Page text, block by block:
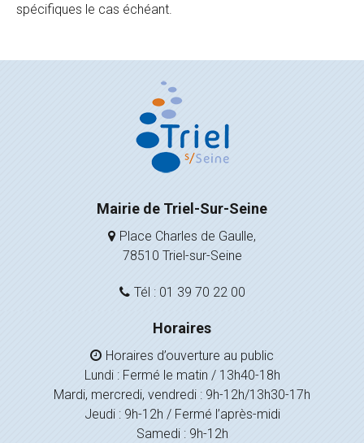
spécifiques le cas échéant.
Mairie de Triel-Sur-Seine
Place Charles de Gaulle,
78510 Triel-sur-Seine
Tél : 01 39 70 22 00
Horaires
Horaires d’ouverture au public
Lundi : Fermé le matin / 13h40-18h
Mardi, mercredi, vendredi : 9h-12h/13h30-17h
Jeudi : 9h-12h / Fermé l’après-midi
Samedi : 9h-12h